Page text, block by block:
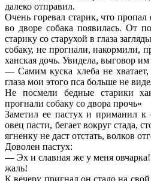
далеко отправил.
Очень горевал старик, что
во дворе собака появилась. От
старику со старухой в глаза
собаку, не прогнали, накормили,
ханская дочь. Увидела, выговор им
— Самим куска хлеба не
глаза мои этого пса больше не
Не посмели бедные старики
прогнали собаку со двора прочь»
Заметил ее пастух и приманил к
овец пасти, бегает вокруг стада,
ягненку не даст отстать, волков
Доволен пастух:
— Эх и славная же у меня овчарка!
жаль!
К вечеру пригнал он стадо на